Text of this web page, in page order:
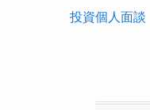
投資個人面談